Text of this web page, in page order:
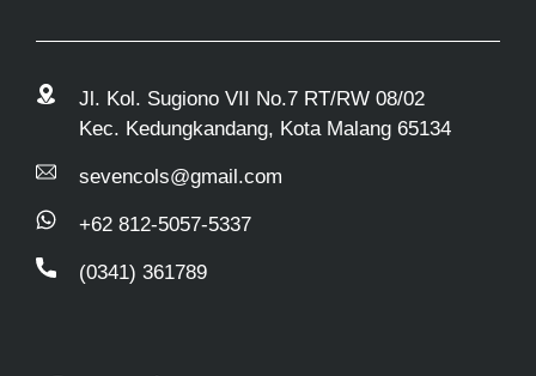
Jl. Kol. Sugiono VII No.7 RT/RW 08/02
Kec. Kedungkandang, Kota Malang 65134
sevencols@gmail.com
+62 812-5057-5337
(0341) 361789